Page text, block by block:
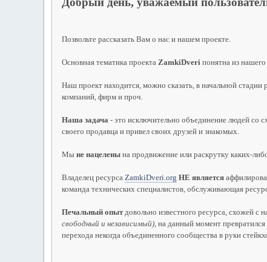
Позвольте рассказать Вам о нас и нашем проекте.
Основная тематика проекта ZamkiDveri понятна из
Наш проект находится, можно сказать, в начальной
компаний, фирм и проч.
Наша задача - это исключительно объединение людей со
своего продавца и привел своих друзей и знакомых.
Мы не нацелены на продвижение или раскрутку каких-
Владелец ресурса ZamkiDveri.org НЕ является
команда технических специалистов, обслуживающая
Печальный опытдовольно известного ресурса, схожей с
свободный и независимый) , на данный момент
перехода некогда объединенного сообщества в руки